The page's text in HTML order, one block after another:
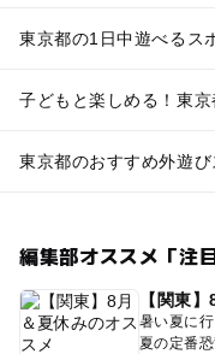
東京都の1日中遊べるス
子どもと楽しめる！東京
東京都のおすすめ外遊び
編集部オススメ「注
【関東
暑い夏に
夏の定番